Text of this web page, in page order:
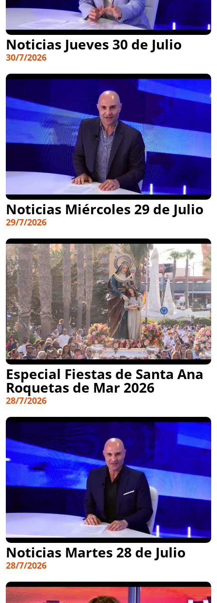
Noticias Jueves 30 de Julio
30/7/2026
Noticias Miércoles 29 de Julio
29/7/2026
Especial Fiestas de Santa Ana
Roquetas de Mar 2026
28/7/2026
Noticias Martes 28 de Julio
28/7/2026